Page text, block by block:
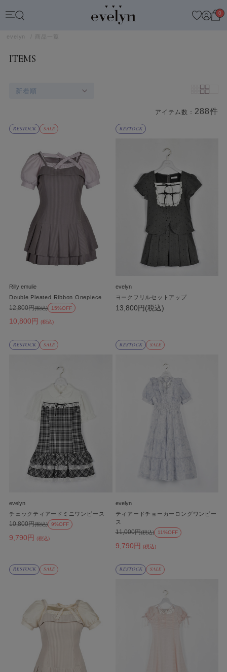
0
evelyn 商品一覧
ITEMS
新着順
アイテム数： 288件
商品一覧
RESTOCK SALE
Rilly emulie
Double Pleated Ribbon Onepiece
10,800円 (税込)
12,800円(税込) 15%OFF
RESTOCK
evelyn
ヨークフリルセットアップ
13,800円(税込)
RESTOCK SALE
evelyn
チェックティアードミニワンピース
9,790円 (税込)
10,800円(税込) 9%OFF
RESTOCK SALE
evelyn
ティアードチョーカーロングワンピー
ス
9,790円 (税込)
11,000円(税込) 11%OFF
RESTOCK SALE RESTOCK SALE